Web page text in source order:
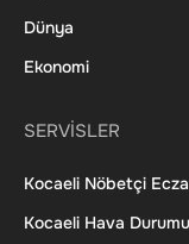
Dünya
Ekonomi
SERVİSLER
Kocaeli Nöbetçi
Kocaeli Hava Durumu